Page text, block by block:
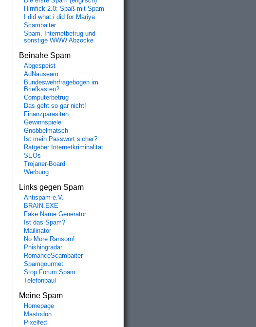
Hirnfick 2.0: Spaß mit Spam
I did what i did for Mariya
Scambaiter
Spam, Internetbetrug und
sonstige WWW Abzocke
Beinahe Spam
Abgespeist
AdNauseam
Bundeswehrfragebogen im
Briefkasten?
Computerbetrug
Das geht so gar nicht!
Finanzparasiten
Gewinnspiele
Gnobbelmatsch
Ist mein Passwort sicher?
Ratgeber Internetkriminalität
SEOs
Trojaner-Board
Werbung
Links gegen Spam
Antispam e.V.
BRAIN.EXE
Fake Name Generator
Ist das Spam?
Mailinator
No More Ransom!
Phishingradar
RomanceScambaiter
Spamgourmet
Stop Forum Spam
Telefonpaul
Meine Spam
Homepage
Mastodon
Pixelfed